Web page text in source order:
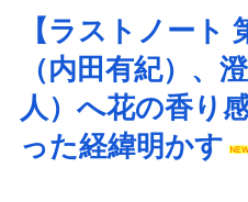
【ラストノート
（内田有紀）、
人）へ花の香り
った経緯明かす